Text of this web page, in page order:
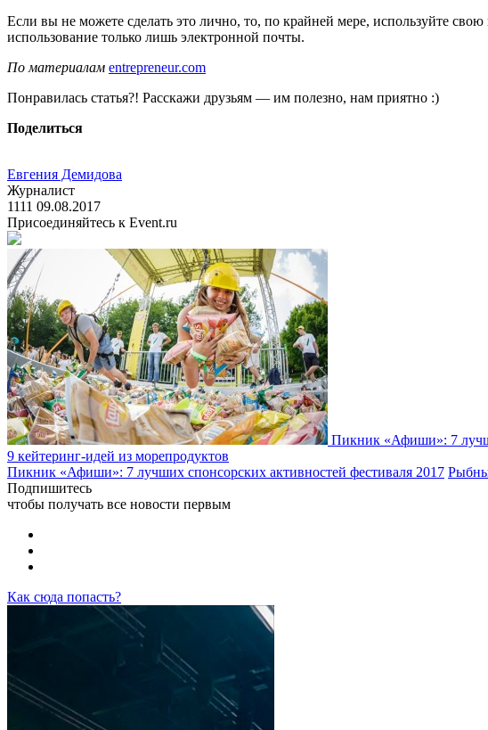
Если вы не можете сделать это лично, то, по крайней мере, используйте
использование только лишь электронной почты.
По материалам entrepreneur.com
Понравилась статья?! Расскажи друзьям — им полезно, нам приятно :)
Поделиться
Евгения Демидова
Журналист
1111 09.08.2017
Присоединяйтесь к Event.ru
Пикник «Афиши»: 7
9 кейтеринг-идей из морепродуктов
Пикник «Афиши»: 7 лучших спонсорских активностей фестиваля 2017
Подпишитесь
чтобы получать все новости первым
Как сюда попасть?